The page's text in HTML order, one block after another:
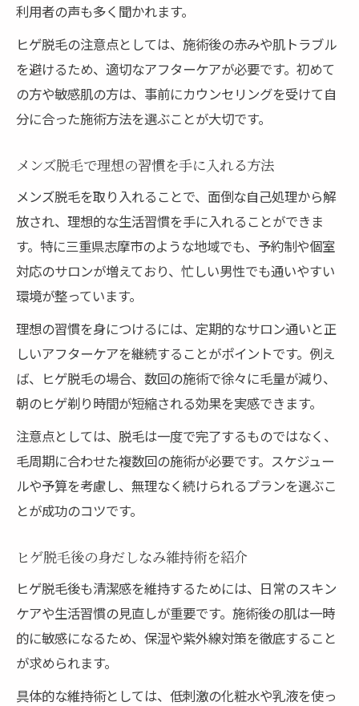
利用者の声も多く聞かれます。
ヒゲ脱毛の注意点としては、施術後の赤みや肌トラブル
を避けるため、適切なアフターケアが必要です。初めて
の方や敏感肌の方は、事前にカウンセリングを受けて自
分に合った施術方法を選ぶことが大切です。
メンズ脱毛で理想の習慣を手に入れる方法
メンズ脱毛を取り入れることで、面倒な自己処理から解
放され、理想的な生活習慣を手に入れることができま
す。特に三重県志摩市のような地域でも、予約制や個室
対応のサロンが増えており、忙しい男性でも通いやすい
環境が整っています。
理想の習慣を身につけるには、定期的なサロン通いと正
しいアフターケアを継続することがポイントです。例え
ば、ヒゲ脱毛の場合、数回の施術で徐々に毛量が減り、
朝のヒゲ剃り時間が短縮される効果を実感できます。
注意点としては、脱毛は一度で完了するものではなく、
毛周期に合わせた複数回の施術が必要です。スケジュー
ルや予算を考慮し、無理なく続けられるプランを選ぶこ
とが成功のコツです。
ヒゲ脱毛後の身だしなみ維持術を紹介
ヒゲ脱毛後も清潔感を維持するためには、日常のスキン
ケアや生活習慣の見直しが重要です。施術後の肌は一時
的に敏感になるため、保湿や紫外線対策を徹底すること
が求められます。
具体的な維持術としては、低刺激の化粧水や乳液を使っ